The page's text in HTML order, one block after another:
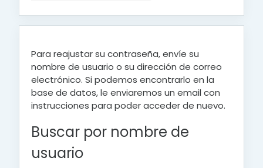
Para reajustar su contraseña, envíe su
nombre de usuario o su dirección de correo
electrónico. Si podemos encontrarlo en la
base de datos, le enviaremos un email con
instrucciones para poder acceder de nuevo.
Buscar por nombre de
usuario